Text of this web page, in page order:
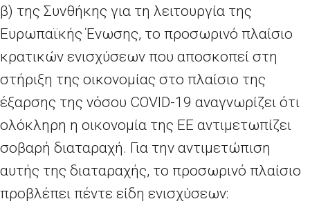
β) της Συνθήκης για τη λειτουργία της
Ευρωπαϊκής Ένωσης, το προσωρινό πλαίσιο
κρατικών ενισχύσεων που αποσκοπεί στη
στήριξη της οικονομίας στο πλαίσιο της
έξαρσης της νόσου COVID-19 αναγνωρίζει ότι
ολόκληρη η οικονομία της ΕΕ αντιμετωπίζει
σοβαρή διαταραχή. Για την αντιμετώπιση
αυτής της διαταραχής, το προσωρινό πλαίσιο
προβλέπει πέντε είδη ενισχύσεων: